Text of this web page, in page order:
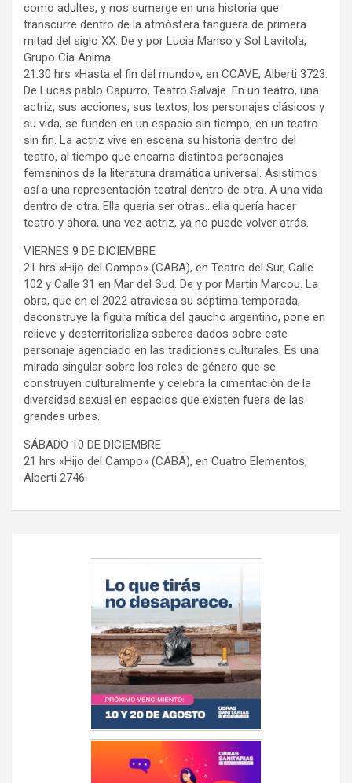
como adultes, y nos sumerge en una historia que
transcurre dentro de la atmósfera tanguera de primera
mitad del siglo XX. De y por Lucia Manso y Sol Lavitola,
Grupo Cia Anima.
21:30 hrs «Hasta el fin del mundo», en CCAVE, Alberti 3723.
De Lucas pablo Capurro, Teatro Salvaje. En un teatro, una
actriz, sus acciones, sus textos, los personajes clásicos y
su vida, se funden en un espacio sin tiempo, en un teatro
sin fin. La actriz vive en escena su historia dentro del
teatro, al tiempo que encarna distintos personajes
femeninos de la literatura dramática universal. Asistimos
así a una representación teatral dentro de otra. A una vida
dentro de otra. Ella quería ser otras…ella quería hacer
teatro y ahora, una vez actriz, ya no puede volver atrás.
VIERNES 9 DE DICIEMBRE
21 hrs «Hijo del Campo» (CABA), en Teatro del Sur, Calle
102 y Calle 31 en Mar del Sud. De y por Martín Marcou. La
obra, que en el 2022 atraviesa su séptima temporada,
deconstruye la figura mítica del gaucho argentino, pone en
relieve y desterritorializa saberes dados sobre este
personaje agenciado en las tradiciones culturales. Es una
mirada singular sobre los roles de género que se
construyen culturalmente y celebra la cimentación de la
diversidad sexual en espacios que existen fuera de las
grandes urbes.
SÁBADO 10 DE DICIEMBRE
21 hrs «Hijo del Campo» (CABA), en Cuatro Elementos,
Alberti 2746.